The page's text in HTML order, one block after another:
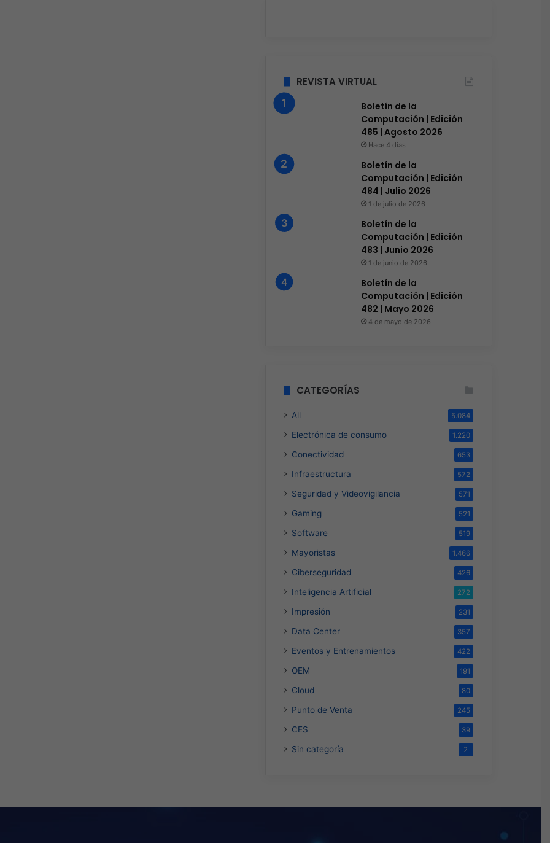
REVISTA VIRTUAL
Boletín de la
Computación | Edición
485 | Agosto 2026
Hace 4 días
Boletín de la
Computación | Edición
484 | Julio 2026
1 de julio de 2026
Boletín de la
Computación | Edición
483 | Junio 2026
1 de junio de 2026
Boletín de la
Computación | Edición
482 | Mayo 2026
4 de mayo de 2026
CATEGORÍAS
All 5.084
Electrónica de consumo 1.220
Conectividad 653
Infraestructura 572
Seguridad y Videovigilancia 571
Gaming 521
Software 519
Mayoristas 1.466
Ciberseguridad 426
Inteligencia Artificial 272
Impresión 231
Data Center 357
Eventos y Entrenamientos 422
OEM 191
Cloud 80
Punto de Venta 245
CES 39
Sin categoría 2